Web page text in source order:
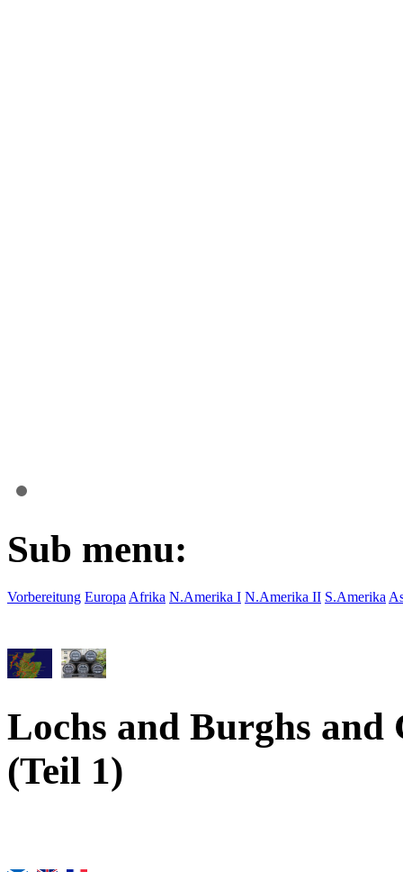
Sub menu:
Vorbereitung Europa Afrika N.Amerika I N.Amerika II S.Amerika
Lochs and Burghs and
(Teil 1)